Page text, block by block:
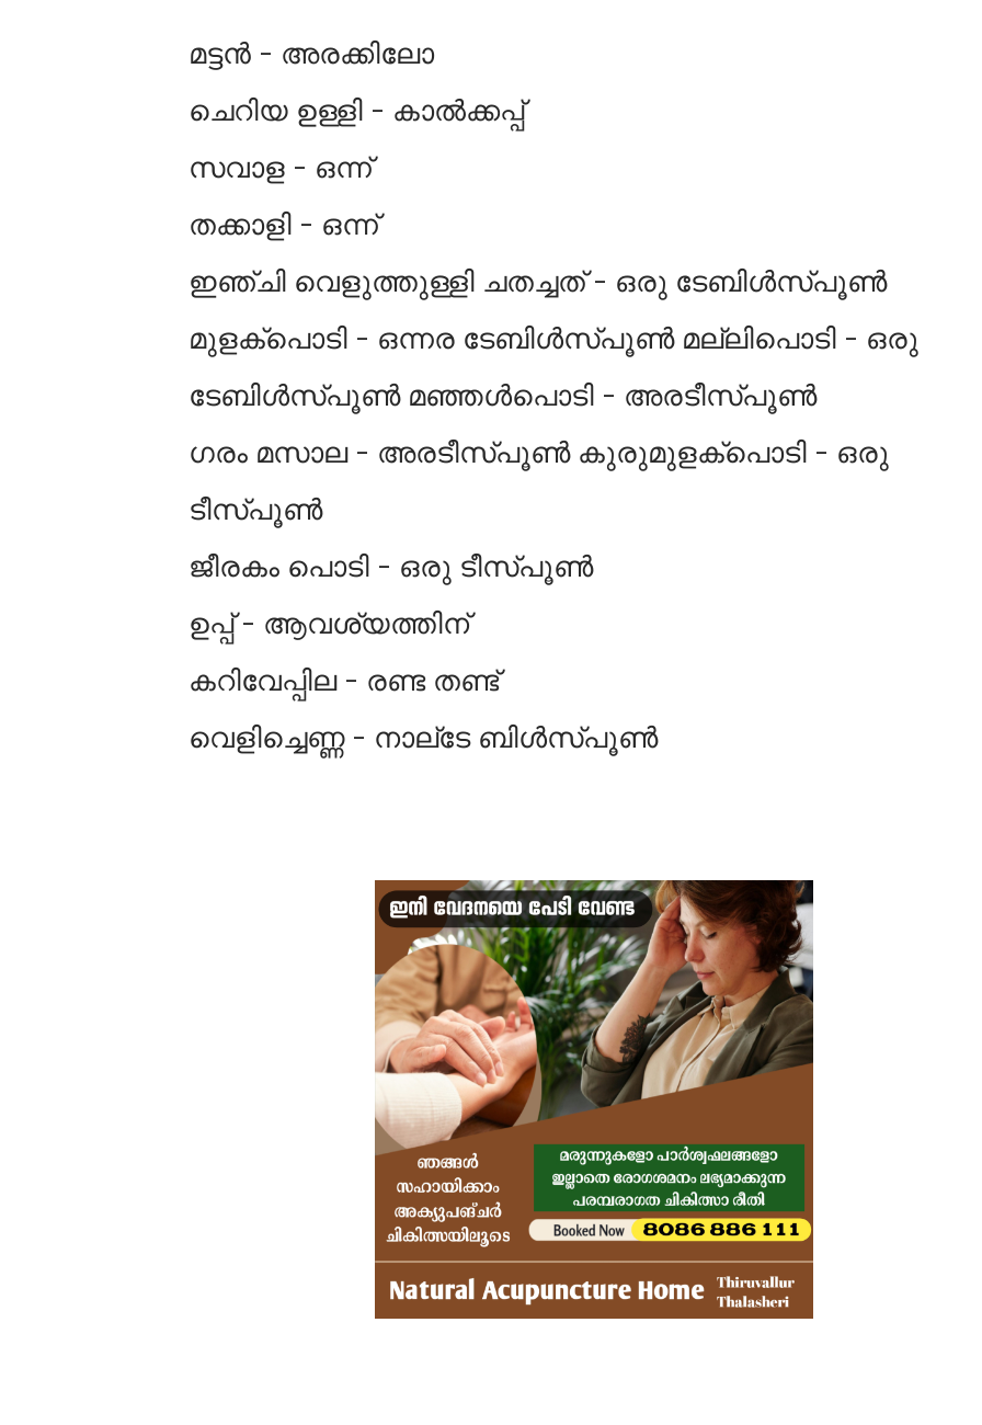
മട്ടൻ - അരക്കിലോ
ചെറിയ ഉള്ളി - കാല്‍ക്കപ്പ്
സവാള - ഒന്ന്
തക്കാളി - ഒന്ന്
ഇഞ്ചി വെളുത്തുള്ളി ചതച്ചത് - ഒരു ടേബിള്‍സ്പൂണ്‍
മുളക്പൊടി - ഒന്നര ടേബിള്‍സ്പൂണ്‍ മല്ലിപൊടി - ഒരു
ടേബിള്‍സ്പൂണ്‍ മഞ്ഞള്‍പൊടി - അരടീസ്പൂണ്‍
ഗരം മസാല - അരടീസ്പൂണ്‍ കുരുമുളക്പൊടി - ഒരു
ടീസ്പൂണ്‍
ജീരകം പൊടി - ഒരു ടീസ്പൂണ്‍
ഉപ്പ് - ആവശ്യത്തിന്
കറിവേപ്പില - രണ്ട തണ്ട്
വെളിച്ചെണ്ണ - നാല്ടേ ബിള്‍സ്പൂണ്‍